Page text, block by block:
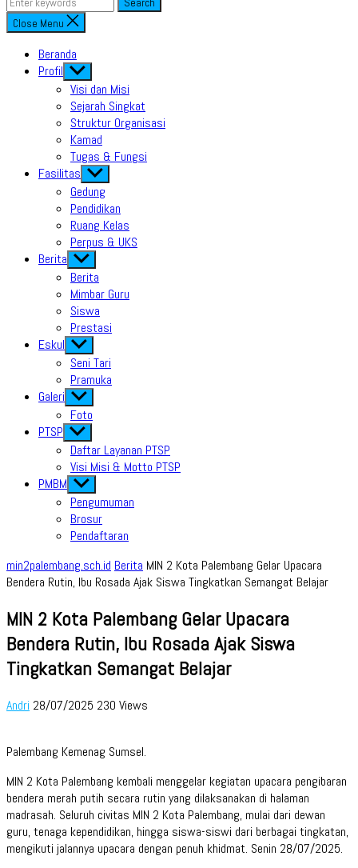
Search
Close Menu
Beranda
Profil Show
sub
menu
Visi dan Misi
Sejarah Singkat
Struktur Organisasi
Kamad
Tugas & Fungsi
Fasilitas Show
sub
menu
Gedung
Pendidikan
Ruang Kelas
Perpus & UKS
Berita Show
sub
menu
Berita
Mimbar Guru
Siswa
Prestasi
Eskul Show
sub
menu
Seni Tari
Pramuka
Galeri Show
sub
menu
Foto
PTSP Show
sub
menu
Daftar Layanan PTSP
Visi Misi & Motto PTSP
PMBM Show
sub
menu
Pengumuman
Brosur
Pendaftaran
min2palembang.sch.id Berita MIN 2 Kota Palembang Gelar Upacara
Bendera Rutin, Ibu Rosada Ajak Siswa Tingkatkan Semangat Belajar
MIN 2 Kota Palembang Gelar Upacara
Bendera Rutin, Ibu Rosada Ajak Siswa
Tingkatkan Semangat Belajar
Andri 28/07/2025 230 Views
Palembang Kemenag Sumsel.
MIN 2 Kota Palembang kembali menggelar kegiatan upacara pengibaran
bendera merah putih secara rutin yang dilaksanakan di halaman
madrasah. Seluruh civitas MIN 2 Kota Palembang, mulai dari dewan
guru, tenaga kependidikan, hingga siswa-siswi dari berbagai tingkatan,
mengikuti jalannya upacara dengan penuh khidmat. Senin 28/07/2025.